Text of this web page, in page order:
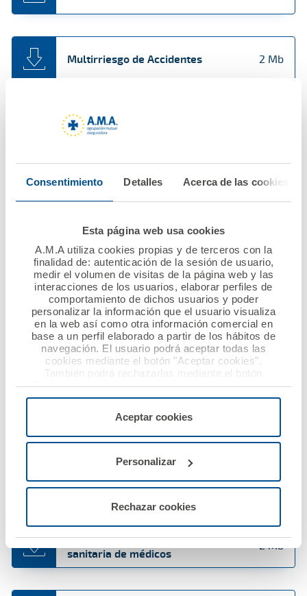
Consentimiento Detalles Acerca de las cookies
Esta página web usa cookies
A.M.A utiliza cookies propias y de terceros con la
finalidad de: autenticación de la sesión de usuario,
medir el volumen de visitas de la página web y las
interacciones de los usuarios, elaborar perfiles de
comportamiento de dichos usuarios y poder
personalizar la información que el usuario visualiza
en la web así como otra información comercial en
base a un perfil elaborado a partir de los hábitos de
navegación. El usuario podrá aceptar todas las
cookies mediante el botón "Aceptar cookies".
También podrá rechazarlas mediante el botón
"Rechazar", donde se rechazarán todas las cookies
menos las necesarias para permitir el acceso a los
configurarlas usando el botón “Personalizar".
Aceptar cookies
Personalizar
Rechazar cookies
Multirriesgo de Accidentes 2 Mb
Multirriesgo de Viajes
Decesos 2 Mb
Indemnización de baja laboral por
enfermedad o accidente
2 Mb
Vida y accidentes 1 Mb
sanitaria de odontólogos y
estomatólogos
Responsabilidad civil profesional
sanitaria de médicos
2 Mb